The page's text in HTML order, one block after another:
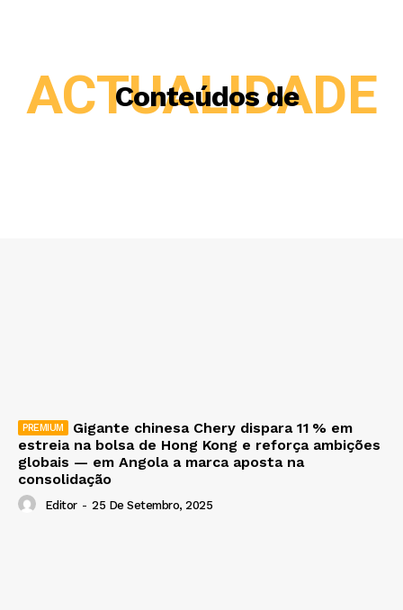
Conteúdos de
ACTUALIDADE
Gigante chinesa Chery dispara 11 % em
estreia na bolsa de Hong Kong e reforça ambições
globais — em Angola a marca aposta na
consolidação
Editor - 25 De Setembro, 2025